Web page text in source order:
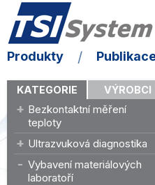
Produkty
KATEGORIE VÝROBCI
Bezkontaktní měření
teploty
Ultrazvuková diagnostika
Vybavení materiálových
laboratoří